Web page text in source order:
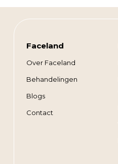
Faceland
Over Faceland
Behandelingen
Blogs
Contact